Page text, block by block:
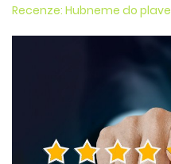
Recenze: Hubneme do